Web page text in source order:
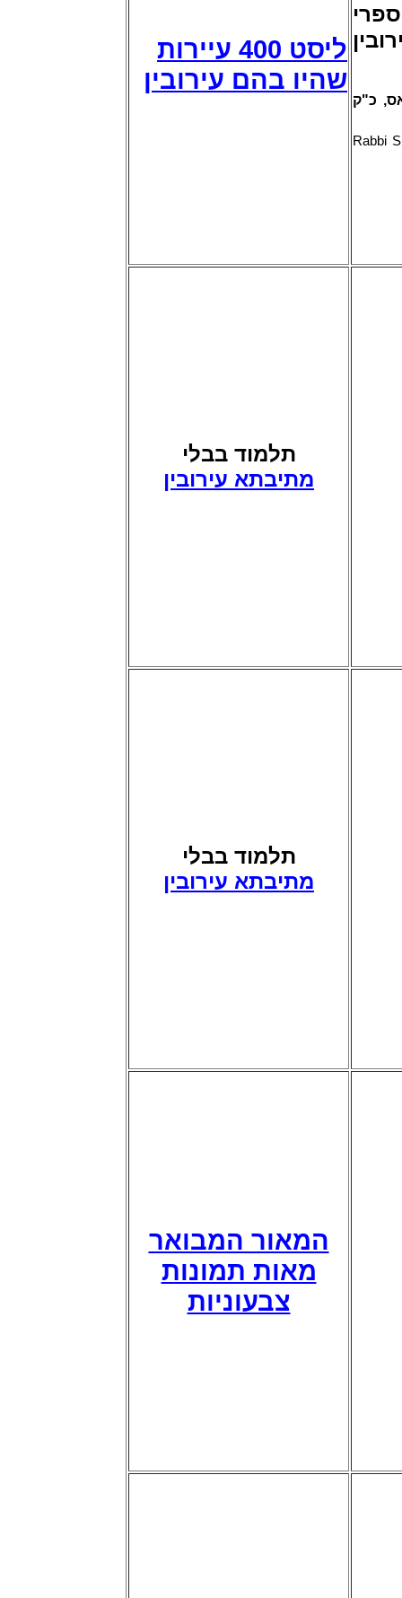
ב' 1500 ספרי
כ"ק
Rabbi
ליסט 400 עיירות
שהיו בהם עירובין
תלמוד בבלי
מתיבתא עירובין
תלמוד בבלי
מתיבתא עירובין
המאור המבואר
מאות תמונות
צבעוניות